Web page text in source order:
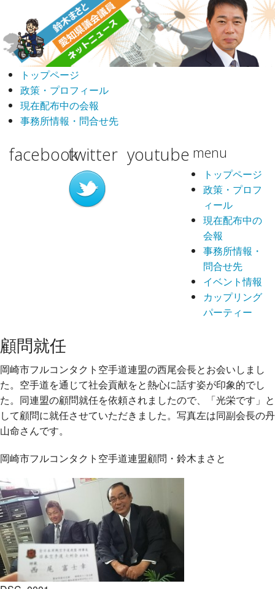
トップページ
政策・プロフィール
現在配布中の会報
事務所情報・問合せ先
facebooktwitter youtube menu
トップページ
政策・プロフ
ィール
現在配布中の
会報
事務所情報・
問合せ先
イベント情報
カップリング
パーティー
顧問就任
岡崎市フルコンタクト空手道連盟の西尾会長とお会いしまし
た。空手道を通じて社会貢献をと熱心に話す姿が印象的でし
た。同連盟の顧問就任を依頼されましたので、「光栄です」と
して顧問に就任させていただきました。写真左は同副会長の丹
山命さんです。
岡崎市フルコンタクト空手道連盟顧問・鈴木まさと